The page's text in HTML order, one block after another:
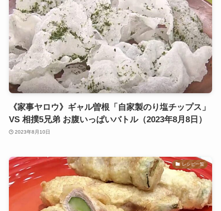
《家事ヤロウ》ギャル曽根「自家製のり塩チップス」
VS 相撲5兄弟 お腹いっぱいバトル（2023年8月8日）
2023年8月10日
レシピ一覧